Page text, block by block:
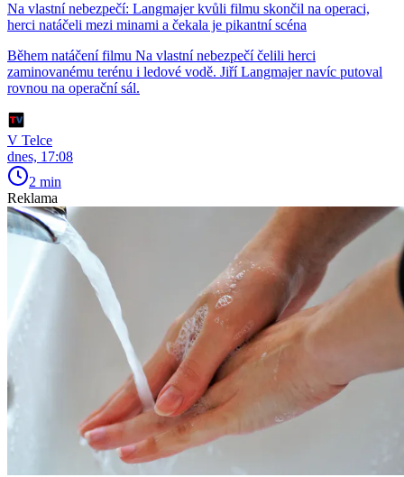
Na vlastní nebezpečí: Langmajer kvůli filmu skončil na operaci,
herci natáčeli mezi minami a čekala je pikantní scéna
Během natáčení filmu Na vlastní nebezpečí čelili herci
zaminovanému terénu i ledové vodě. Jiří Langmajer navíc putoval
rovnou na operační sál.
V Telce
dnes, 17:08
2 min
Reklama